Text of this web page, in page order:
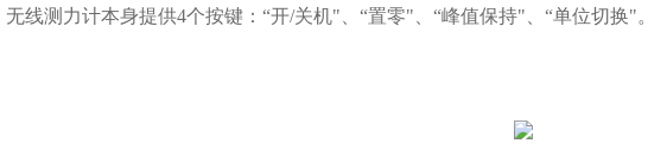
无线测力计本身提供4个按键：“开/关机"、“置零"、“峰值保持"、“单位切换"。